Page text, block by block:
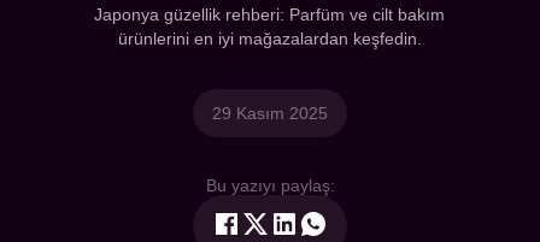
Japonya güzellik rehberi: Parfüm ve cilt bakım
ürünlerini en iyi mağazalardan keşfedin.
29 Kasım 2025
Bu yazıyı paylaş: